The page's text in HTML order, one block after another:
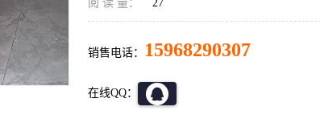
阅 读 量： 27
销售电话： 15968290307
在线QQ：